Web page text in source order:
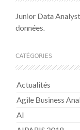
Junior Data
données.
CATÉGORIES
Actualités
Agile Business
AI